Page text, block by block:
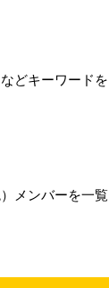
どキーワードを
メンバーを一覧